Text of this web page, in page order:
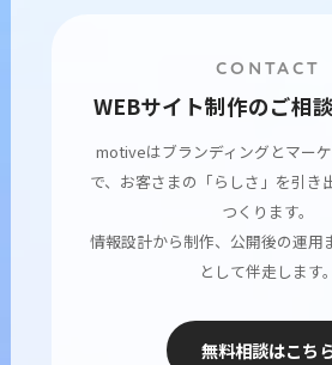
CONTACT
WEBサイト制作のご相
motiveはブランディングとマー
で、お客さまの「らしさ」を引き
つくります。
情報設計から制作、公開後の運用
として伴走します。
無料相談はこち